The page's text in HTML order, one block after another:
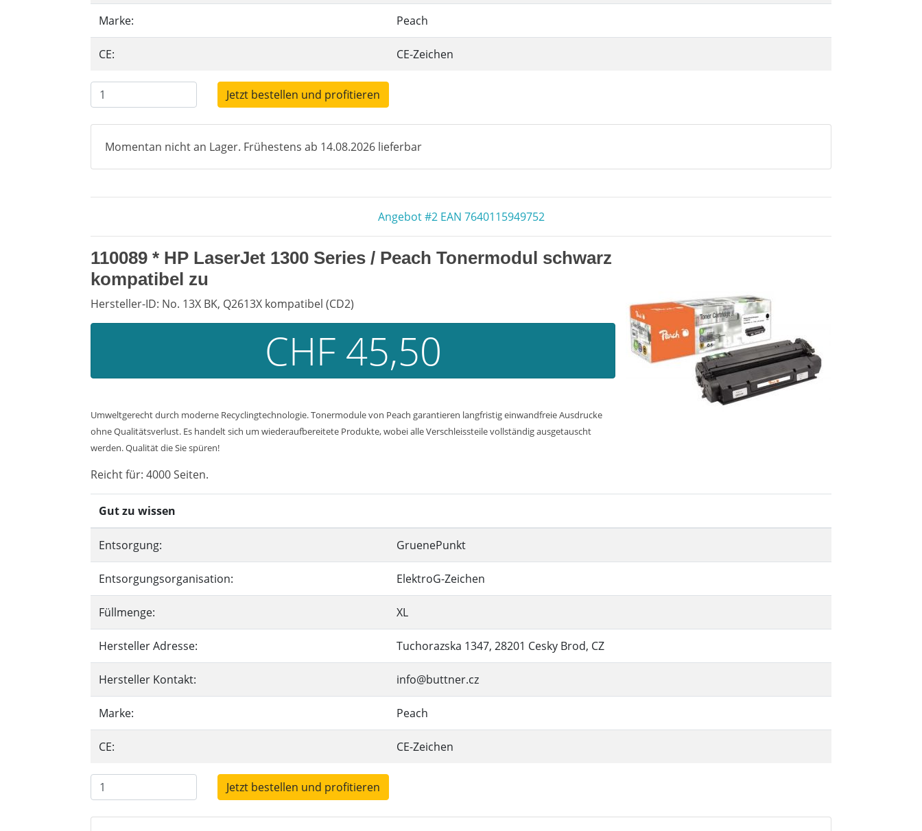
Marke: Peach
CE: CE-Zeichen
Jetzt bestellen und profitieren
Momentan nicht an Lager. Frühestens ab 14.08.2026 lieferbar
Angebot #2 EAN 7640115949752
110089 * HP LaserJet 1300 Series / Peach Tonermodul schwarz
kompatibel zu
Hersteller-ID: No. 13X BK, Q2613X kompatibel (CD2)
CHF 45,50
Umweltgerecht durch moderne Recyclingtechnologie. Tonermodule von Peach garantieren langfristig einwandfreie Ausdrucke
ohne Qualitätsverlust. Es handelt sich um wiederaufbereitete Produkte, wobei alle Verschleissteile vollständig ausgetauscht
werden. Qualität die Sie spüren!
Reicht für: 4000 Seiten.
Gut zu wissen
Entsorgung: GruenePunkt
Entsorgungsorganisation: ElektroG-Zeichen
Füllmenge: XL
Hersteller Adresse: Tuchorazska 1347, 28201 Cesky Brod, CZ
Hersteller Kontakt: info@buttner.cz
Marke: Peach
CE: CE-Zeichen
Jetzt bestellen und profitieren